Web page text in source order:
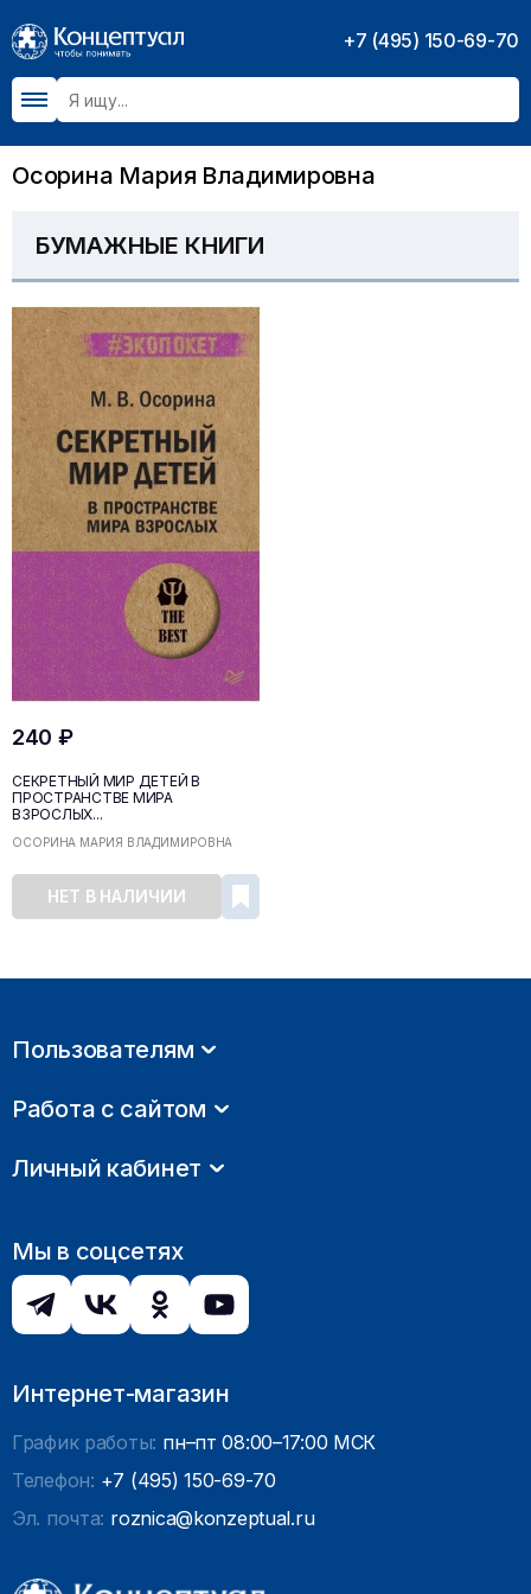
+7 (495) 150-69-70
Осорина Мария Владимировна
БУМАЖНЫЕ КНИГИ
240 ₽
СЕКРЕТНЫЙ МИР ДЕТЕЙ В
ПРОСТРАНСТВЕ МИРА
ВЗРОСЛЫХ...
ОСОРИНА МАРИЯ ВЛАДИМИРОВНА
НЕТ В НАЛИЧИИ
Пользователям
Работа с сайтом
Личный кабинет
Мы в соцсетях
Интернет-магазин
График работы: пн–пт 08:00–17:00 МСК
Телефон: +7 (495) 150-69-70
Эл. почта: roznica@konzeptual.ru